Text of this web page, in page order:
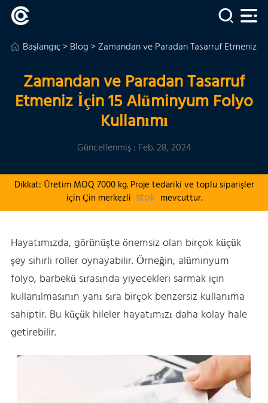
Başlangıç>Blog> Zamandan ve Paradan Tasarruf Etmeniz
Zamandan ve Paradan Tasarruf
Etmeniz İçin 15 Alüminyum Folyo
Kullanımı
Güncellenmiş : Feb. 28, 2024
Dikkat: Üretim MOQ 7000 kg. Proje tedariki ve toplu siparişler
için Çin merkezli stok mevcuttur.
Hayatımızda, görünüşte önemsiz olan birçok küçük
şey sihirli roller oynayabilir. Örneğin, alüminyum
folyo, barbekü sırasında yiyecekleri sarmak için
kullanılmasının yanı sıra birçok benzersiz kullanıma
sahiptir. Bu küçük hileler hayatımızı daha kolay hale
getirebilir.